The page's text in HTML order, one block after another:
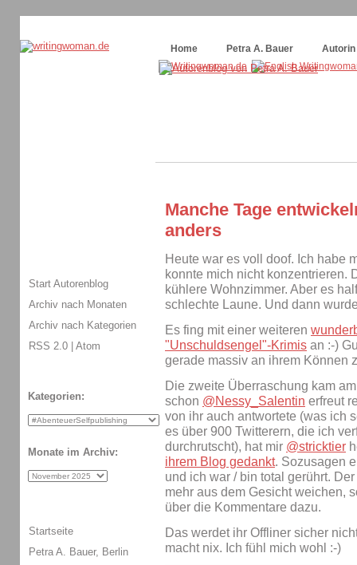
Home
Petra A. Bauer Autorin
Manche Tage
anders
Heute war es voll doof. Ich habe
konnte mich nicht konzentrieren.
kühlere Wohnzimmer. Aber es
schlechte Laune. Und dann
Es fing mit einer weiteren
"Unschuldsengel"-Krimis an :-)
gerade massiv an ihrem Können
Die zweite Überraschung kam
schon @Nessy_Salentin erfreut
von ihr auch antwortete (was ich
es über 900 Twitterern, die ich
durchrutscht), hat mir @stricktier
ihrem Blog gedankt. Sozusagen
und ich war / bin total gerührt.
mehr aus dem Gesicht weichen,
über die Kommentare dazu.
Das werdet ihr Offliner sicher
macht nix. Ich fühl mich wohl :-)
Start Autorenblog
Archiv nach Monaten
Archiv nach Kategorien
RSS 2.0 | Atom
Kategorien:
Monate im Archiv:
Startseite
Petra A. Bauer, Berlin